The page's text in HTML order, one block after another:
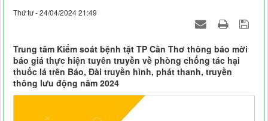
Thứ tư - 24/04/2024 21:49
Trung tâm Kiểm soát bệnh tật TP Cần Thơ thông báo mời
báo giá thực hiện tuyên truyền về phòng chống tác hại
thuốc lá trên Báo, Đài truyền hình, phát thanh, truyền
thông lưu động năm 2024